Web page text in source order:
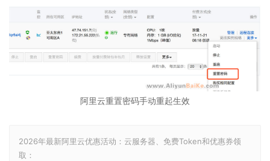
阿里云重置密码手动重起生效
2026年最新阿里云优惠活动：云服务器、免费Token和优惠券领
取：